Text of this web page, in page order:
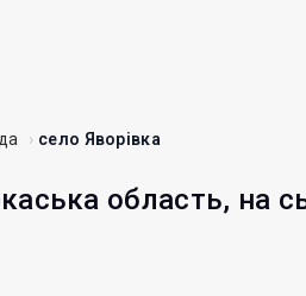
село Яворівка
область, на